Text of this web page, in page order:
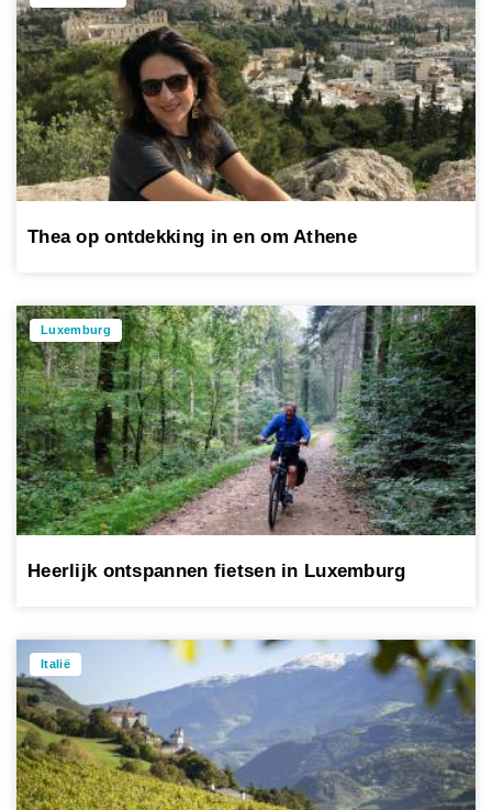
Thea op ontdekking in en om Athene
Luxemburg
Heerlijk ontspannen fietsen in Luxemburg
Italië